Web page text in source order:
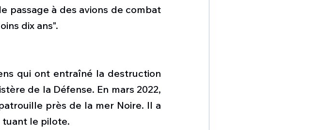
passage à des avions de combat
dix ans".
qui ont entraîné la destruction
de la Défense. En mars 2022,
près de la mer Noire. Il a
le pilote.